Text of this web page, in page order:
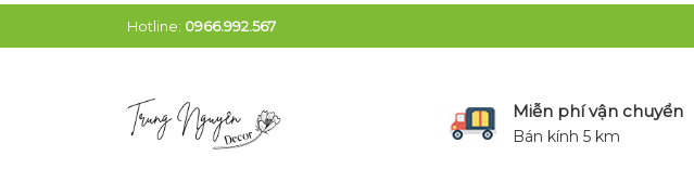
Hotline: 0966.992.567
Miễn phí vận chuyển
Bán kính 5 km